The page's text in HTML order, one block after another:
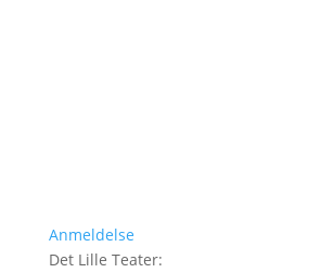
Anmeldelse
Det Lille Teater: